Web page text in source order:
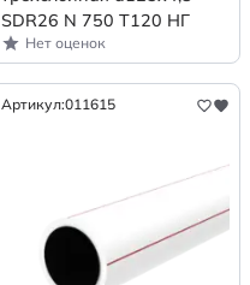
SDR26 N 750 Т120 НГ
Нет оценок
Артикул:011615